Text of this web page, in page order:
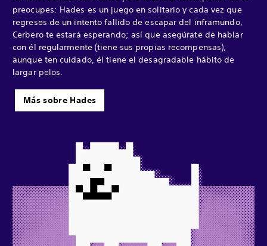
preocupes: Hades es un juego en solitario y cada vez que
regreses de un intento fallido de escapar del inframundo,
Cerbero te estará esperando; así que asegúrate de hablar
con él regularmente (tiene sus propias recompensas),
aunque ten cuidado, él tiene el desagradable hábito de
largar pelos.
Más sobre Hades